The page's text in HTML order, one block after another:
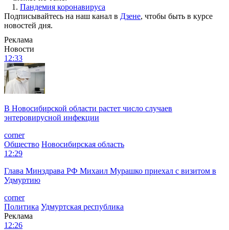
1. Пандемия коронавируса
Подписывайтесь на наш канал в Дзене, чтобы быть в курсе
новостей дня.
Реклама
Новости
12:33
В Новосибирской области растет число случаев
энтеровирусной инфекции
corner
Общество Новосибирская область
12:29
Глава Минздрава РФ Михаил Мурашко приехал с визитом в
Удмуртию
corner
Политика Удмуртская республика
Реклама
12:26